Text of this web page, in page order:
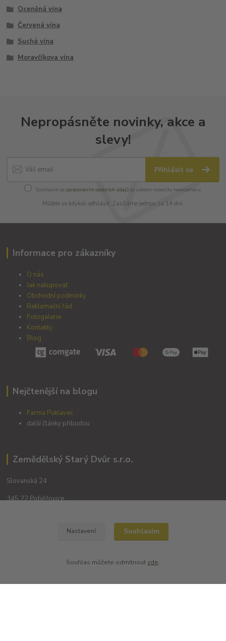
Oceněná vína
Červená vína
Suchá vína
Moravčíkova vína
Nepropásněte novinky, akce a
slevy!
Přihlásit se
Souhlasím se zpracováním osobních údajůza účelem rozesílky newsletteru.
Můžete se kdykoli odhlásit. Zasíláme jednou za 14 dní.
Informace pro zákazníky
O nás
Jak nakupovat
Obchodní podmínky
Reklamační řád
Fotogalerie
Kontakty
Blog
Nejčtenější na blogu
Farma Puklavec
další články přibudou
Zemědělský Starý Dvůr s.r.o.
Slovanská 24
345 22 Poběžovice
Nastavení Souhlasím
Souhlas můžete odmítnout zde.